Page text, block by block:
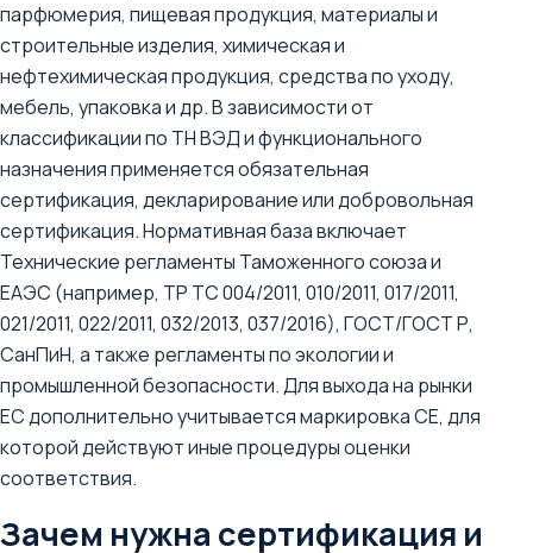
парфюмерия, пищевая продукция, материалы и
строительные изделия, химическая и
нефтехимическая продукция, средства по уходу,
мебель, упаковка и др. В зависимости от
классификации по ТН ВЭД и функционального
назначения применяется обязательная
сертификация, декларирование или добровольная
сертификация. Нормативная база включает
Технические регламенты Таможенного союза и
ЕАЭС (например, ТР ТС 004/2011, 010/2011, 017/2011,
021/2011, 022/2011, 032/2013, 037/2016), ГОСТ/ГОСТ Р,
СанПиН, а также регламенты по экологии и
промышленной безопасности. Для выхода на рынки
ЕС дополнительно учитывается маркировка CE, для
которой действуют иные процедуры оценки
соответствия.
Зачем нужна сертификация и